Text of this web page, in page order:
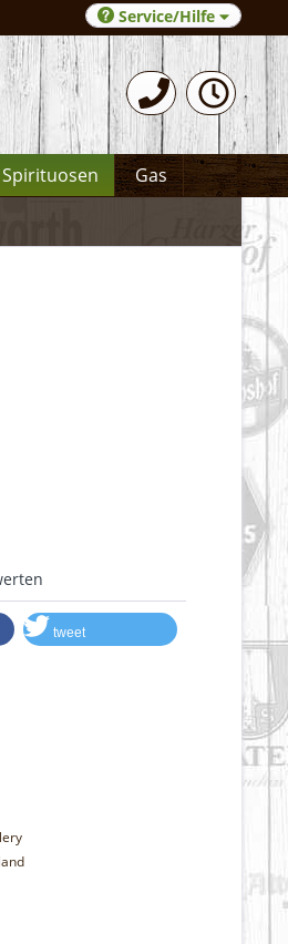
0531-372066
Service/Hilfe
Spirituosen Gas
tweet